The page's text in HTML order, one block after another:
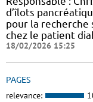
d’îlots
pour la
chez le patient
18/02/2026 15:25
PAGES
relevance: